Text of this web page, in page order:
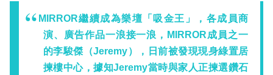
MIRROR繼續成為樂壇「吸金王」，各成員商
演、廣告作品一浪接一浪，MIRROR成員之一
的李駿傑（Jeremy），日前被發現現身綠置居
揀樓中心，據知Jeremy當時與家人正揀選鑽石